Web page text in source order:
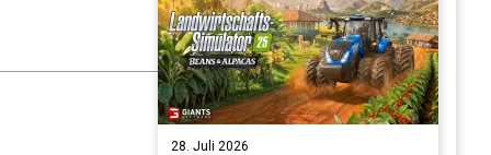
28. Juli 2026